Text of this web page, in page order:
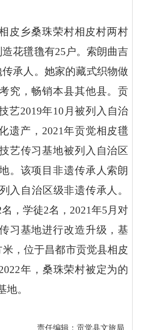
皮乡桑珠荣村相皮村两村
造花氆氇有25户。索朗曲吉
承人。她家的藏式织物做
究，畅销本县其他县。贡
艺2019年10 月被列入自治
遗产， 2021年贡觉相皮氆
艺传习基地被列入自治区
。该项目非遗传承人索朗
入自治区级非遗传承人。
名，学徒2名， 2021年5月对
习基地进行改造升级，基
米，位于昌都市贡觉县相皮
年，桑珠荣村被定为的
地。
责任编辑：贡觉县文旅局